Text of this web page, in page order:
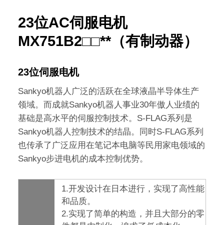
23位AC伺服电机
MX751B2□□**（有制动器）
23位伺服电机
Sankyo机器人广泛的活跃在全球液晶半导体生产
领域。而成就Sankyo机器人事业30年傲人业绩的
基础是高水平的伺服控制技术。S-FLAG系列是
Sankyo机器人控制技术的结晶。同时S-FLAG系列
也传承了广泛应用在笔记本电脑等民用家电领域的
Sankyo步进电机的成本控制优势。
1.开发设计在日本进行，实现了高性能
和品质。
2.实现了简单的构造，并且大部分的零